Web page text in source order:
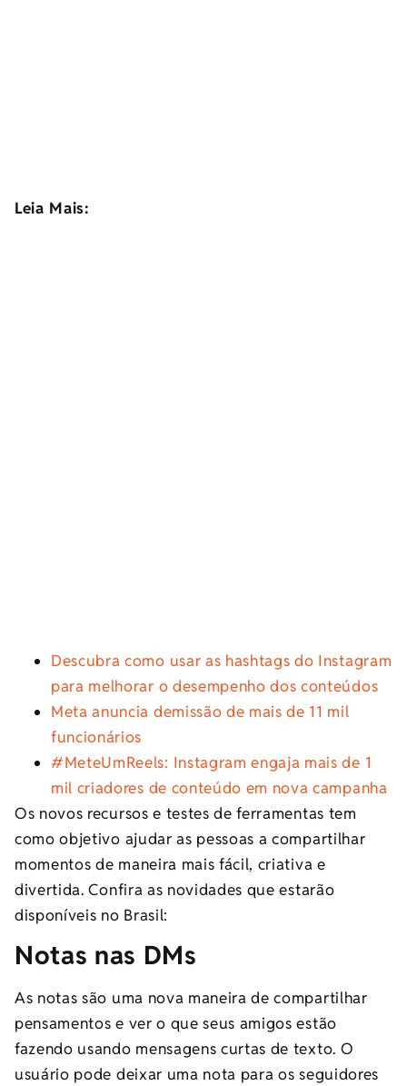
Leia Mais:
Descubra como usar as hashtags do Instagram
para melhorar o desempenho dos conteúdos
Meta anuncia demissão de mais de 11 mil
funcionários
#MeteUmReels: Instagram engaja mais de 1
mil criadores de conteúdo em nova campanha
Os novos recursos e testes de ferramentas tem
como objetivo ajudar as pessoas a compartilhar
momentos de maneira mais fácil, criativa e
divertida. Confira as novidades que estarão
disponíveis no Brasil:
Notas nas DMs
As notas são uma nova maneira de compartilhar
pensamentos e ver o que seus amigos estão
fazendo usando mensagens curtas de texto. O
usuário pode deixar uma nota para os seguidores